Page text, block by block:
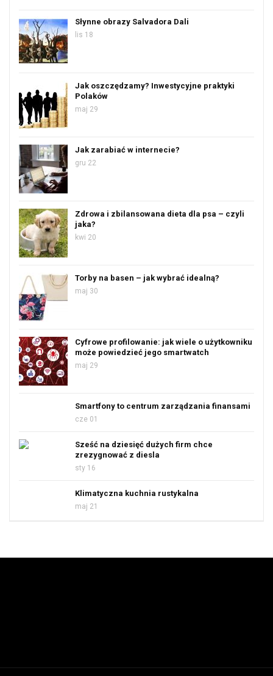
Słynne obrazy Salvadora Dali
lis 18
Jak oszczędzamy? Inwestycyjne praktyki
Polaków
maj 29
Jak zarabiać w internecie?
gru 22
Zdrowa i zbilansowana dieta dla psa – czyli
jaka?
kwi 20
Torby na basen – jak wybrać idealną?
maj 30
Cyfrowe profilowanie: jak wiele o użytkowniku
może powiedzieć jego smartwatch
maj 29
Smartfony to centrum zarządzania finansami
cze 01
Sześć na dziesięć dużych firm chce
zrezygnować z diesla
sty 16
Klimatyczna kuchnia rustykalna
maj 21